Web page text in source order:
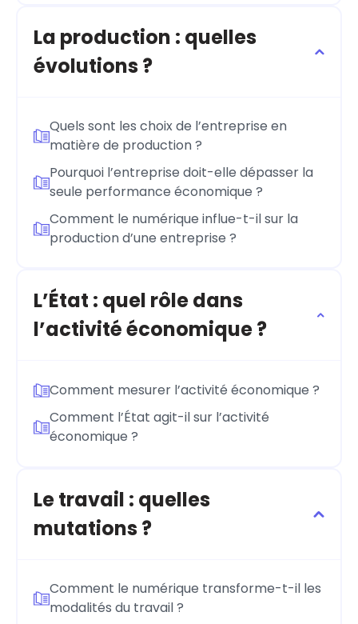
La production : quelles
évolutions ?
Quels sont les choix de l’entreprise en
matière de production ?
Pourquoi l’entreprise doit-elle dépasser la
seule performance économique ?
Comment le numérique influe-t-il sur la
production d’une entreprise ?
L’État : quel rôle dans
l’activité économique ?
Comment mesurer l’activité économique ?
Comment l’État agit-il sur l’activité
économique ?
Le travail : quelles
mutations ?
Comment le numérique transforme-t-il les
modalités du travail ?